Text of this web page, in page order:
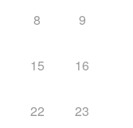
8 9
15 16
22 23